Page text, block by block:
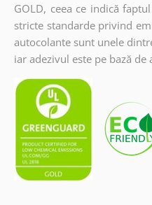
GOLD, ceea ce indică
stricte standarde privind
autocolante sunt unele
iar adezivul este pe bază de